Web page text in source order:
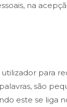
na
para
são
este se liga